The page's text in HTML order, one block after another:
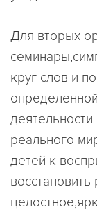
Для вторых
круг слов и
деятельности
реального
детей к